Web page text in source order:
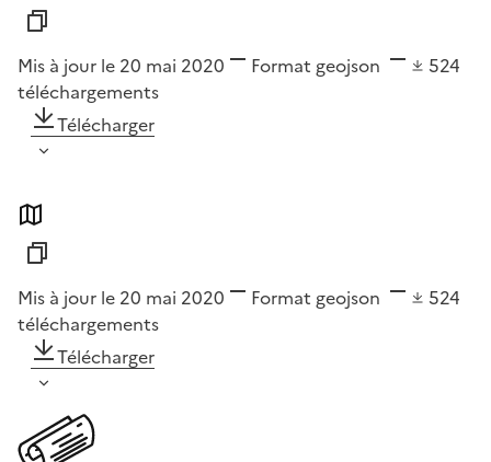
Mis à jour le 20 mai 2020 Format geojson
524
téléchargements
Télécharger
Mis à jour le 20 mai 2020 Format geojson
524
téléchargements
Télécharger